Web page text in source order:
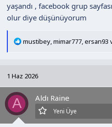
yaşandı , facebook grup
olur diye düşünüyorum
T
l
e
r
mustibey mimar777 ersan93
1 Haz 2026
A Aldı Raine
Yeni Üye